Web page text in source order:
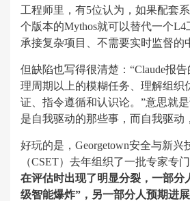
工程师里，有5位认为，如果配套
个版本的Mythos就可以替代一个
承接复杂项目、不需要实时监督的
但缺陷也写得很清楚：“Claude报
理周期以上的模糊任务、理解组织
证、指令遵循和认识论。”意思就
是自我驱动的那些事，而自我驱动
好玩的是，Georgetown安全与新兴
（CSET）去年组织了一批专家专门
在评估时出现了明显分裂，一部分
级智能爆炸”，另一部分人预期进